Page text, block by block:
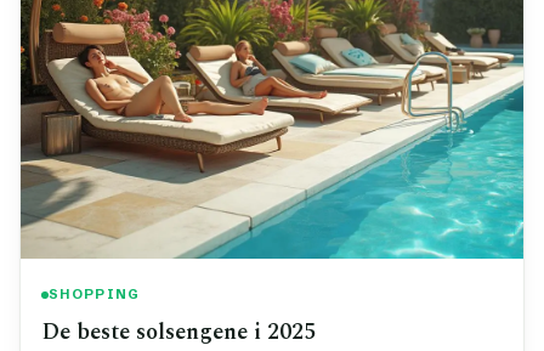
SHOPPING
De beste solsengene i 2025